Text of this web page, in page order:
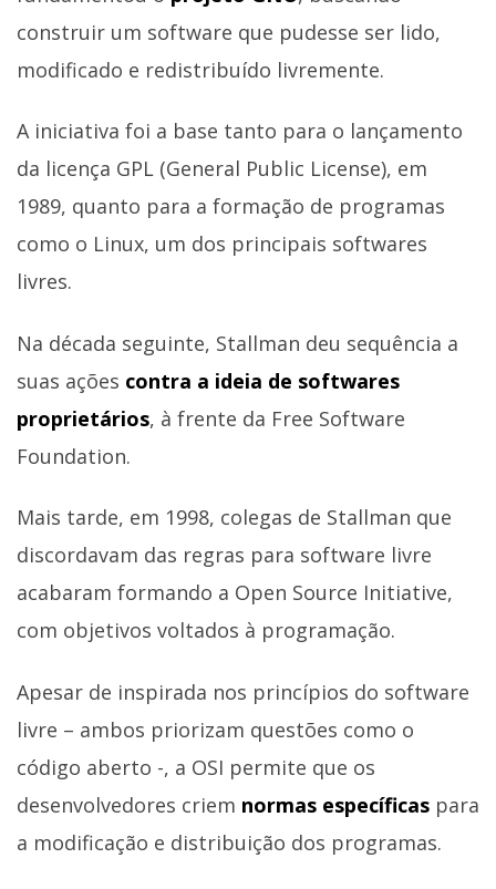
construir um software que pudesse ser lido,
modificado e redistribuído livremente.
A iniciativa foi a base tanto para o lançamento
da licença GPL (General Public License), em
1989, quanto para a formação de programas
como o Linux, um dos principais softwares
livres.
Na década seguinte, Stallman deu sequência a
suas ações contra a ideia de softwares
proprietários, à frente da Free Software
Foundation.
Mais tarde, em 1998, colegas de Stallman que
discordavam das regras para software livre
acabaram formando a Open Source Initiative,
com objetivos voltados à programação.
Apesar de inspirada nos princípios do software
livre – ambos priorizam questões como o
código aberto -, a OSI permite que os
desenvolvedores criem normas específicas para
a modificação e distribuição dos programas.